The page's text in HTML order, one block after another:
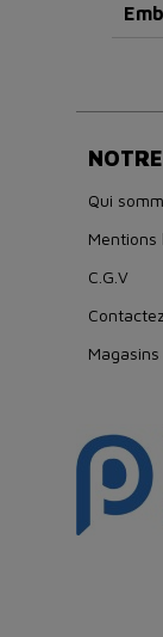
Qui
Mentions
C.G.V
Magasins